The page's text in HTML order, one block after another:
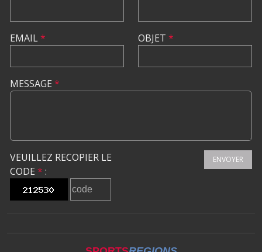
EMAIL* OBJET *
MESSAGE *
VEUILLEZ RECOPIER LE
CODE * :
ENVOYER